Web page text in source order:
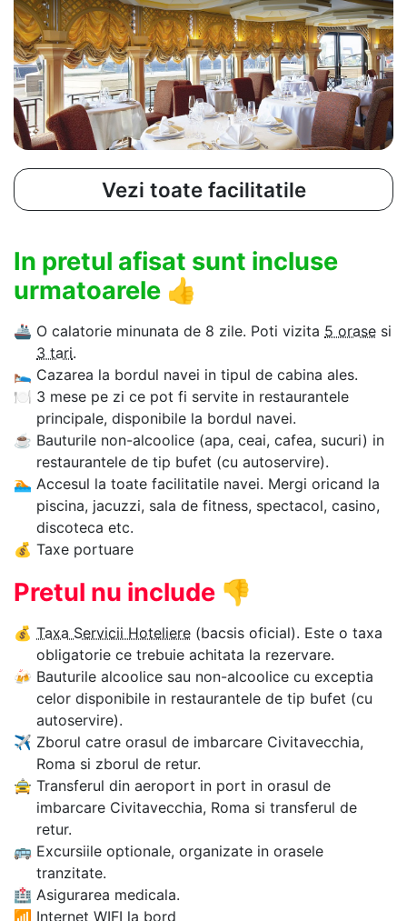
Vezi toate facilitatile
In pretul afisat sunt incluse
urmatoarele 👍
🚢 O calatorie minunata de 8 zile. Poti vizita 5 orase si
3 tari.
🛌 Cazarea la bordul navei in tipul de cabina ales.
🍽 3 mese pe zi ce pot fi servite in restaurantele
principale, disponibile la bordul navei.
☕ Bauturile non-alcoolice (apa, ceai, cafea, sucuri) in
restaurantele de tip bufet (cu autoservire).
🏊‍ Accesul la toate facilitatile navei. Mergi oricand la
piscina, jacuzzi, sala de fitness, spectacol, casino,
discoteca etc.
💰 Taxe portuare
Pretul nu include 👎
💰 Taxa Servicii Hoteliere (bacsis oficial). Este o taxa
obligatorie ce trebuie achitata la rezervare.
🍻 Bauturile alcoolice sau non-alcoolice cu exceptia
celor disponibile in restaurantele de tip bufet (cu
autoservire).
✈ Zborul catre orasul de imbarcare Civitavecchia,
Roma si zborul de retur.
🚖 Transferul din aeroport in port in orasul de
imbarcare Civitavecchia, Roma si transferul de
retur.
🚌 Excursiile optionale, organizate in orasele
tranzitate.
🏥 Asigurarea medicala.
📶 Internet WIFI la bord